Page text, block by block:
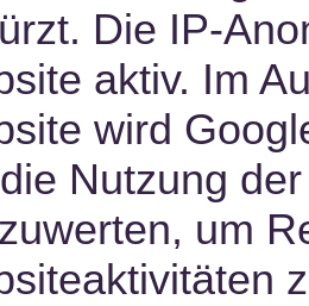
Die IP-
aktiv. Im
wird
Nutzung
um